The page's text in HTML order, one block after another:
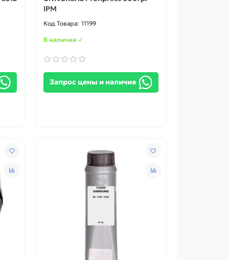
IPM
11199
В наличии ✓
Запрос цены и наличия